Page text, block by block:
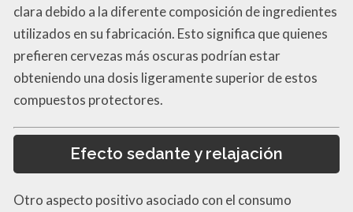
clara debido a la diferente composición de ingredientes
utilizados en su fabricación. Esto significa que quienes
prefieren cervezas más oscuras podrían estar
obteniendo una dosis ligeramente superior de estos
compuestos protectores.
Efecto sedante y relajación
Otro aspecto positivo asociado con el consumo